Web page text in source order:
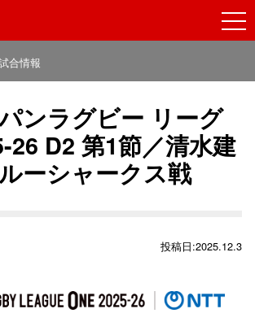
合情報
ンラグビー リーグ
26 D2 第1節／清水建
ーシャークス戦
投稿日:2025.12.3